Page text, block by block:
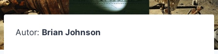
Autor: Brian Johnson